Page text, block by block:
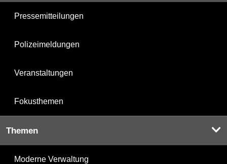
Pressemitteilungen
Polizeimeldungen
Veranstaltungen
Fokusthemen
Themen
Moderne Verwaltung